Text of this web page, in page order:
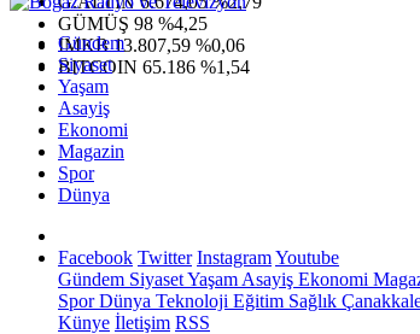
GÜMÜŞ 98 %4,25
IMKB13.807,59 %0,06
BITCOIN 65.186 %1,54
Gündem
Siyaset
Yaşam
Asayiş
Ekonomi
Magazin
Spor
Dünya
Facebook Twitter InstagramYoutube
Gündem SiyasetYaşam Asayiş Ekonomi
SporDünya Teknoloji Eğitim Sağlık
Künye İletişim RSS